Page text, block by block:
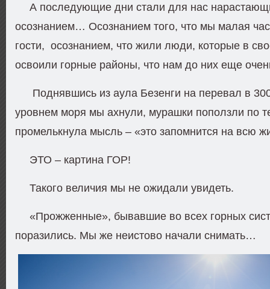
А последующие дни стали для нас
осознанием… Осознанием того, что мы малая
гости, осознанием, что жили люди, которые в
освоили горные районы, что нам до них еще
Поднявшись из аула Безенги на перевал в
уровнем моря мы ахнули, мурашки поползли по
промелькнула мысль – «это запомнится на всю
ЭТО – картина ГОР!
Такого величия мы не ожидали увидеть.
«Прожженные», бывавшие во всех горных
поразились. Мы же неистово начали снимать…